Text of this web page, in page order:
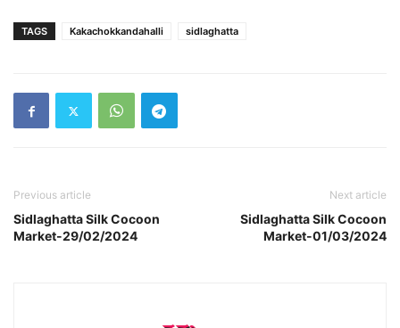
TAGS Kakachokkandahalli sidlaghatta
Previous article
Sidlaghatta Silk Cocoon
Market-29/02/2024
Next article
Sidlaghatta Silk Cocoon
Market-01/03/2024